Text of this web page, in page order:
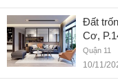
Đất
Cơ,
Quận 11
10/11/